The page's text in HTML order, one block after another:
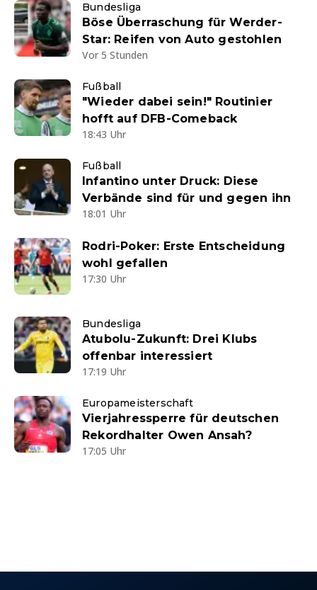
Bundesliga
Böse Überraschung für Werder-
Star: Reifen von Auto gestohlen
Vor 5 Stunden
Fußball
"Wieder dabei sein!" Routinier
hofft auf DFB-Comeback
18:43 Uhr
Fußball
Infantino unter Druck: Diese
Verbände sind für und gegen ihn
18:01 Uhr
Rodri-Poker: Erste Entscheidung
wohl gefallen
17:30 Uhr
Bundesliga
Atubolu-Zukunft: Drei Klubs
offenbar interessiert
17:19 Uhr
Europameisterschaft
Vierjahressperre für deutschen
Rekordhalter Owen Ansah?
17:05 Uhr